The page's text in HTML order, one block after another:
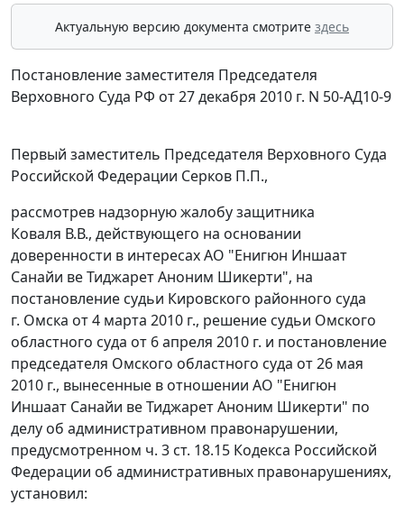
Актуальную версию документа смотрите здесь
Постановление заместителя Председателя
Верховного Суда РФ от 27 декабря 2010 г. N 50-АД10-9
Первый заместитель Председателя Верховного Суда
Российской Федерации Серков П.П.,
рассмотрев надзорную жалобу защитника
Коваля В.В., действующего на основании
доверенности в интересах АО "Енигюн Иншаат
Санайи ве Тиджарет Аноним Шикерти", на
постановление судьи Кировского районного суда
г. Омска от 4 марта 2010 г., решение судьи Омского
областного суда от 6 апреля 2010 г. и постановление
председателя Омского областного суда от 26 мая
2010 г., вынесенные в отношении АО "Енигюн
Иншаат Санайи ве Тиджарет Аноним Шикерти" по
делу об административном правонарушении,
предусмотренном ч. 3 ст. 18.15 Кодекса Российской
Федерации об административных правонарушениях,
установил: